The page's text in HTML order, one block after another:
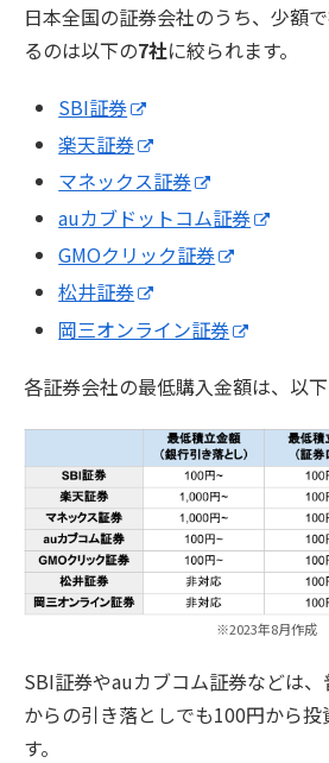
日本全国の証券会社のうち、少額
るのは以下の7社に絞られます。
SBI証券
楽天証券
マネックス証券
auカブドットコム証券
GMOクリック証券
松井証券
岡三オンライン証券
各証券会社の最低購入金額は、以下
※2023年8月作成
SBI証券やauカブコム証券などは
からの引き落としでも100円から
す。